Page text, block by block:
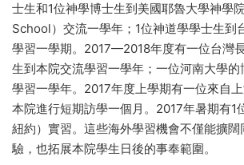
士生和1位神學博士生到美國耶魯大學神學
School）交流一學年；1位神道學學士生到
學習一學期。2017—2018年度有一位台灣
生到本院交流學習一學年；一位河南大學
學習一學年。2017年度上學期有一位來自
本院進行短期訪學一個月。2017年暑期有1
紐約）實習。這些海外學習機會不僅能擴闊
驗，也拓展本院學生日後的事奉範圍。